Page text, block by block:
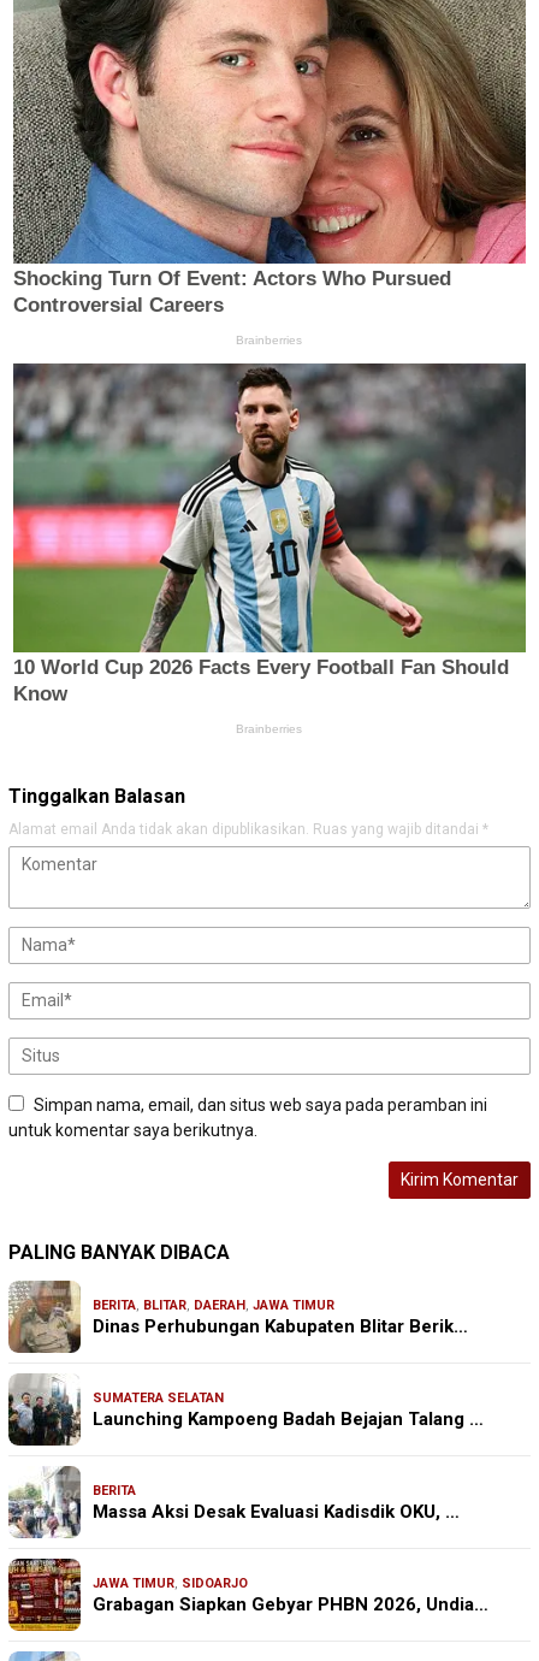
Tinggalkan Balasan
Alamat email Anda tidak akan dipublikasikan. Ruas yang wajib ditandai *
Simpan nama, email, dan situs web saya pada peramban ini
untuk komentar saya berikutnya.
PALING BANYAK DIBACA
BERITA, BLITAR, DAERAH , JAWA TIMUR
Dinas Perhubungan Kabupaten Blitar Berik…
SUMATERA SELATAN
Launching Kampoeng Badah Bejajan Talang …
BERITA
Massa Aksi Desak Evaluasi Kadisdik OKU, …
JAWA TIMUR, SIDOARJO
Grabagan Siapkan Gebyar PHBN 2026, Undia…